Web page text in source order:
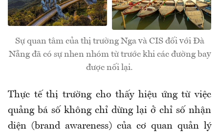
Sự quan tâm của thị trường Nga và CIS đối với Đà
Nẵng đã có sự nhen nhóm từ trước khi các đường bay
được nối lại.
Thực tế thị trường cho thấy hiệu ứng từ việc
quảng bá số không chỉ dừng lại ở chỉ số nhận
diện (brand awareness) của cơ quan quản lý